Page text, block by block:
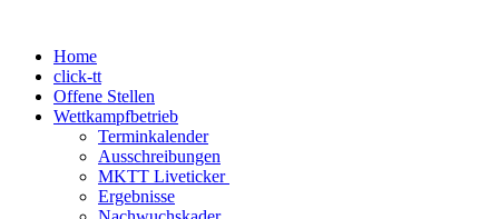
Home
click-tt
Offene Stellen
Wettkampfbetrieb
Terminkalender
Ausschreibungen
MKTT Liveticker
Ergebnisse